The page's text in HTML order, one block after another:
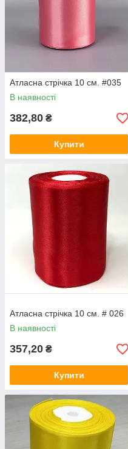
Атласна стрічка 10 см. #035
В наявності
382,80 ₴
Купити
Атласна стрічка 10 см. # 026
В наявності
357,20 ₴
Купити